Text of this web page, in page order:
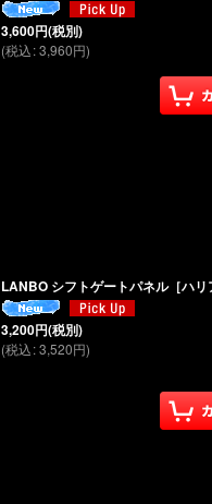
3,600円(税別)
(税込:3,960円)
LANBO シフトゲートパネル［ハリ
3,200円(税別)
(税込:3,520円)